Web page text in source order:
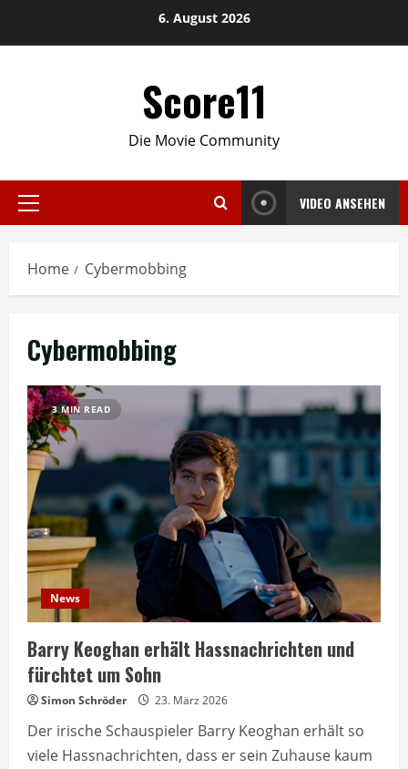
6. August 2026
Score11
Die Movie Community
Primary
VIDEO ANSEHEN
Home Cybermobbing
Cybermobbing
3 MIN READ
News
Barry Keoghan erhält Hassnachrichten und
fürchtet um Sohn
Simon Schröder 23. März 2026
Der irische Schauspieler Barry Keoghan erhält so
viele Hassnachrichten, dass er sein Zuhause kaum